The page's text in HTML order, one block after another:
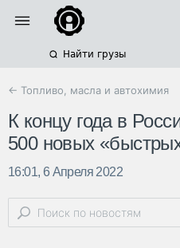
Найти грузы
← Топливо, масла и автохимия
К концу года в
500 новых
16:01, 6 Апреля 2022